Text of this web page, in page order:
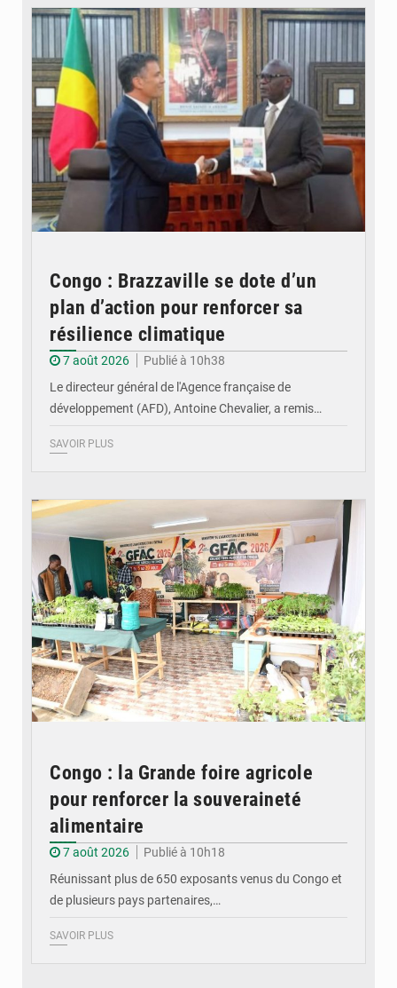
Congo : Brazzaville se dote d’un
plan d’action pour renforcer sa
résilience climatique
7 août 2026
Publié à 10h38
Le directeur général de l'Agence française de
développement (AFD), Antoine Chevalier, a remis…
SAVOIR PLUS
Congo : la Grande foire agricole
pour renforcer la souveraineté
alimentaire
7 août 2026
Publié à 10h18
Réunissant plus de 650 exposants venus du Congo et
de plusieurs pays partenaires,…
SAVOIR PLUS